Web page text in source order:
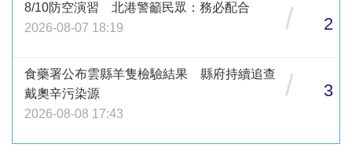
8/10防空演習 北港警籲民眾：務必配合
2026-08-07 18:19
/ 2
食藥署公布雲縣羊隻檢驗結果 縣府持續追查
戴奧辛污染源
2026-08-08 17:43
/ 3